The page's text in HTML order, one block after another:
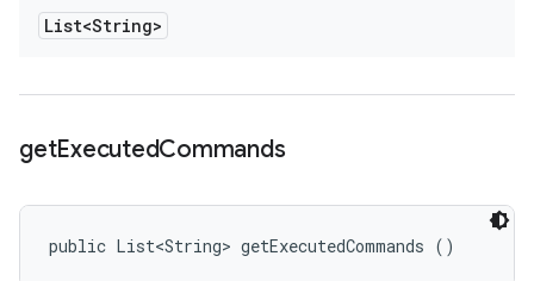
List<String>
getExecutedCommands
public List<String> getExecutedCommands ()